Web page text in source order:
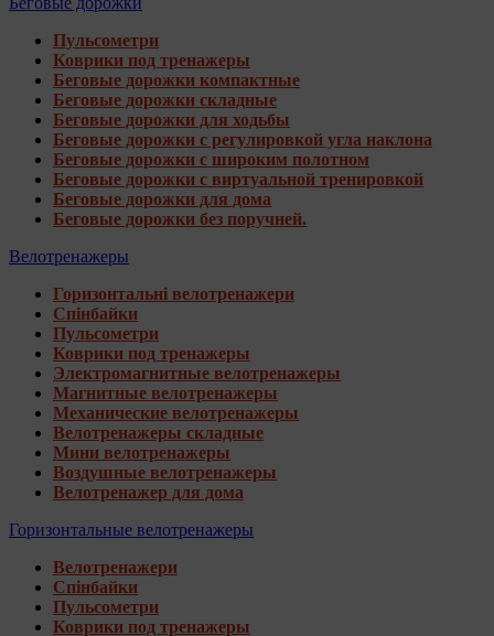
Пульсометри
Коврики под тренажеры
Беговые дорожки компактные
Беговые дорожки складные
Беговые дорожки для ходьбы
Беговые дорожки с регулировкой угла наклона
Беговые дорожки с широким полотном
Беговые дорожки с виртуальной тренировкой
Беговые дорожки для дома
Беговые дорожки без поручней.
Велотренажеры
Горизонтальні велотренажери
Спінбайки
Пульсометри
Коврики под тренажеры
Электромагнитные велотренажеры
Магнитные велотренажеры
Механические велотренажеры
Велотренажеры складные
Мини велотренажеры
Воздушные велотренажеры
Велотренажер для дома
Горизонтальные велотренажеры
Велотренажери
Спінбайки
Пульсометри
Коврики под тренажеры